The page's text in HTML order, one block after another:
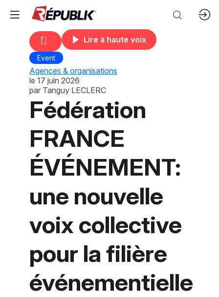
Lire à haute voix
Event
Agences & organisations
le 17 juin 2026
par Tanguy LECLERC
Fédération
FRANCE
ÉVÉNEMENT:
une nouvelle
voix collective
pour la filière
événementielle